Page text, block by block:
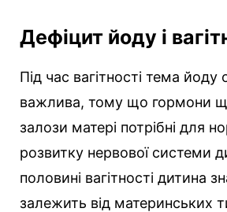
Дефіцит йоду і
Під час вагітності тема йоду
важлива, тому що гормони
залози матері потрібні для
розвитку нервової системи
половині вагітності дитина
залежить від материнських